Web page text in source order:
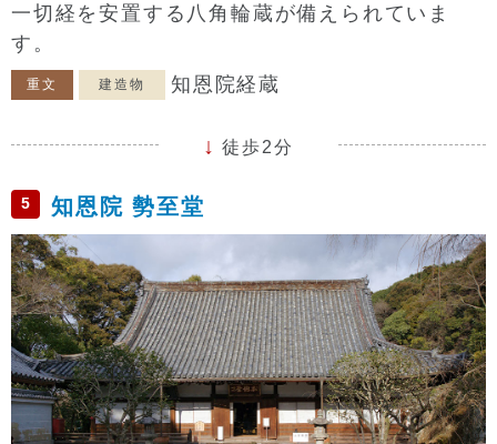
一切経を安置する八角輪蔵が備えられていま
す。
重文 建造物 知恩院経蔵
徒歩2分
5 知恩院 勢至堂